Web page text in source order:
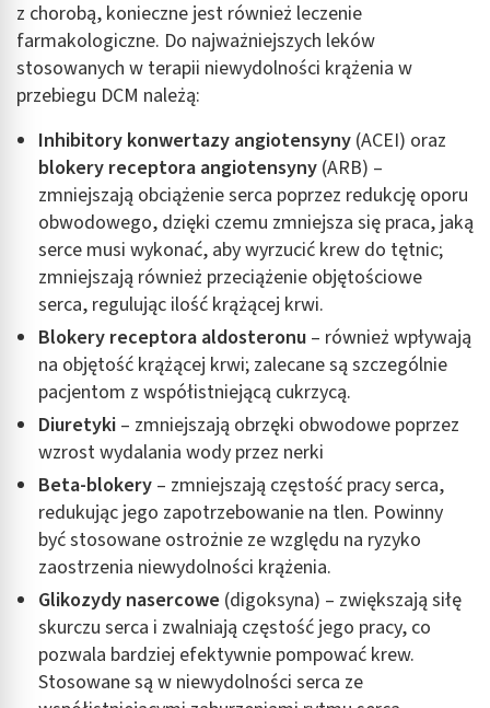
z chorobą, konieczne jest również leczenie
farmakologiczne. Do najważniejszych leków
stosowanych w terapii niewydolności krążenia w
przebiegu DCM należą:
Inhibitory konwertazy angiotensyny (ACEI) oraz
blokery receptora angiotensyny (ARB) –
zmniejszają obciążenie serca poprzez redukcję oporu
obwodowego, dzięki czemu zmniejsza się praca, jaką
serce musi wykonać, aby wyrzucić krew do tętnic;
zmniejszają również przeciążenie objętościowe
serca, regulując ilość krążącej krwi.
Blokery receptora aldosteronu – również wpływają
na objętość krążącej krwi; zalecane są szczególnie
pacjentom z współistniejącą cukrzycą.
Diuretyki – zmniejszają obrzęki obwodowe poprzez
wzrost wydalania wody przez nerki
Beta-blokery – zmniejszają częstość pracy serca,
redukując jego zapotrzebowanie na tlen. Powinny
być stosowane ostrożnie ze względu na ryzyko
zaostrzenia niewydolności krążenia.
Glikozydy nasercowe (digoksyna) – zwiększają siłę
skurczu serca i zwalniają częstość jego pracy, co
pozwala bardziej efektywnie pompować krew.
Stosowane są w niewydolności serca ze